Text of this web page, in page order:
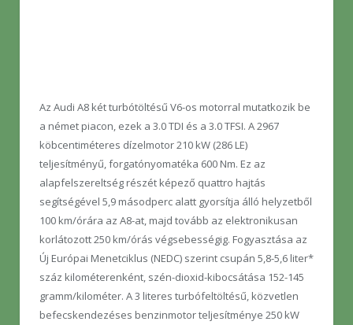
Az Audi A8 két turbótöltésű V6-os motorral mutatkozik be
a német piacon, ezek a 3.0 TDI és a 3.0 TFSI. A 2967
köbcentiméteres dízelmotor 210 kW (286 LE)
teljesítményű, forgatónyomatéka 600 Nm. Ez az
alapfelszereltség részét képező quattro hajtás
segítségével 5,9 másodperc alatt gyorsítja álló helyzetből
100 km/órára az A8-at, majd tovább az elektronikusan
korlátozott 250 km/órás végsebességig. Fogyasztása az
Új Európai Menetciklus (NEDC) szerint csupán 5,8-5,6 liter*
száz kilométerenként, szén-dioxid-kibocsátása 152-145
gramm/kilométer. A 3 literes turbófeltöltésű, közvetlen
befecskendezéses benzinmotor teljesítménye 250 kW